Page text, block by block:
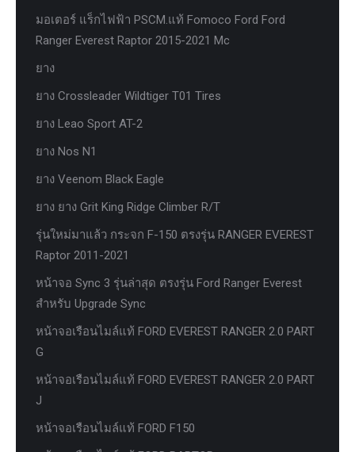
มอเตอร์ แร็กไฟฟ้า PSCM.แท้ Fomoco Ford Ford
Ranger Everest Raptor 2015-2021 Mc
ยาง
ยาง Crossleader Wildtiger T01 Tires
ยาง Leao Sport AT-2
ยาง Nos N1
ยาง Veenom Black Eagle
ยาง ยาง Grit King Ridge Climber R/T
รุ่นใหม่มาแล้ว กระจก F-150 ตรงรุ่น RANGER EVEREST
Raptor 2011-2021
หน้าจอ Sync 3 รุ่นล่าสุด ตรงรุ่น Ford Ranger Everest
สำหรับ Upgrade Sync
หน้าจอเรือนไมล์แท้ FORD EVEREST RANGER 2.0 PART
G
หน้าจอเรือนไมล์แท้ FORD EVEREST RANGER 2.0 PART
J
หน้าจอเรือนไมล์แท้ FORD F150